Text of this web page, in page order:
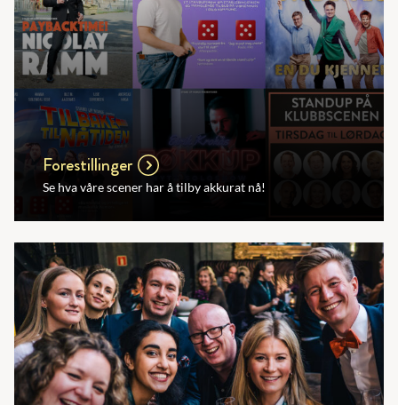
Forestillinger
Se hva våre scener har å tilby akkurat nå!